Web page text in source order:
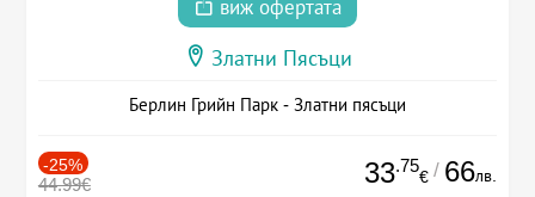
виж офертата
Златни Пясъци
Берлин Грийн Парк - Златни пясъци
-25%
44.99€ 33.75
€ / 66лв.